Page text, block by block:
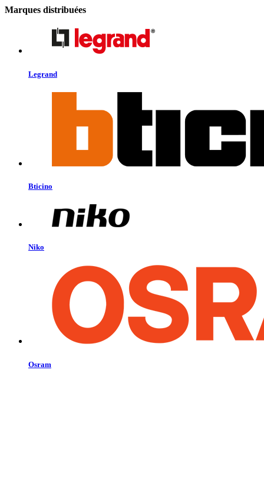
Marques distribuées
Legrand
Bticino
Niko
Osram